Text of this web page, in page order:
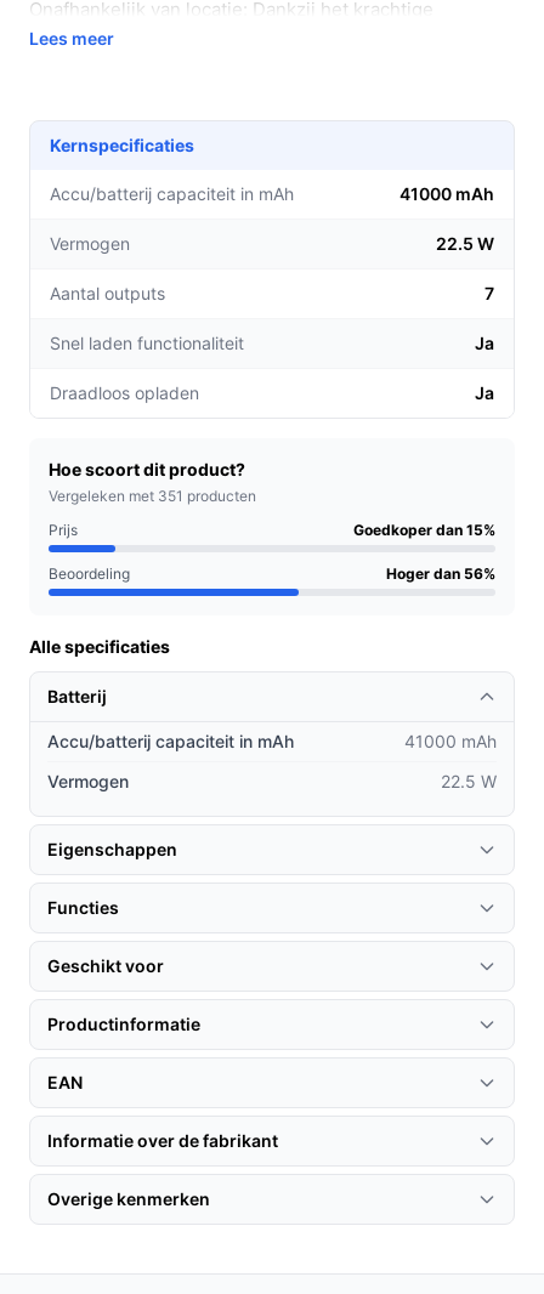
Onafhankelijk van locatie: Dankzij het krachtige
zonnepaneel ben je volledig onafhank...
Bekijk alle details en vergelijk modellen op
Lees meer
Kernspecificaties
Accu/batterij capaciteit in mAh 41000 mAh
Vermogen 22.5 W
Aantal outputs 7
Snel laden functionaliteit Ja
Draadloos opladen Ja
Hoe scoort dit product?
Vergeleken met 351 producten
Prijs
Goedkoper dan 15%
Beoordeling Hoger dan 56%
Alle specificaties
Batterij
Accu/batterij capaciteit in mAh
41000 mAh
Vermogen
22.5 W
Eigenschappen
Functies
Geschikt voor
Productinformatie
EAN
Informatie over de fabrikant
Overige kenmerken